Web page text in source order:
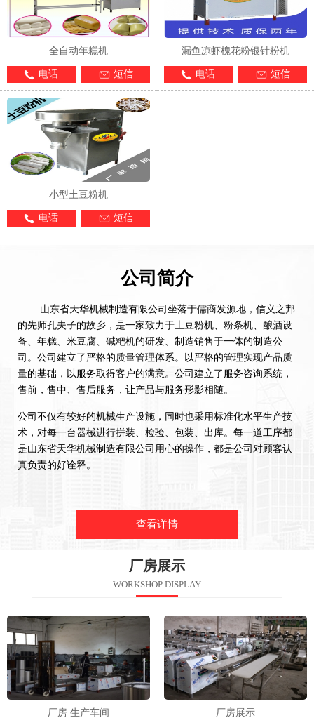
全自动年糕机
电话 短信
漏鱼凉虾槐花粉银针粉机
电话 短信
小型土豆粉机
电话 短信
公司简介
山东省天华机械制造有限公司坐落于儒商发源地，信义之邦
的先师孔夫子的故乡，是一家致力于土豆粉机、粉条机、酿酒设
备、年糕、米豆腐、碱粑机的研发、制造销售于一体的制造公
司。公司建立了严格的质量管理体系。以严格的管理实现产品质
量的基础，以服务取得客户的满意。公司建立了服务咨询系统，
售前，售中、售后服务，让产品与服务形影相随。
公司不仅有较好的机械生产设施，同时也采用标准化水平生产技
术，对每一台器械进行拼装、检验、包装、出库。每一道工序都
是山东省天华机械制造有限公司用心的操作，都是公司对顾客认
真负责的好诠释。
查看详情
厂房展示
WORKSHOP DISPLAY
厂房 生产车间 厂房展示